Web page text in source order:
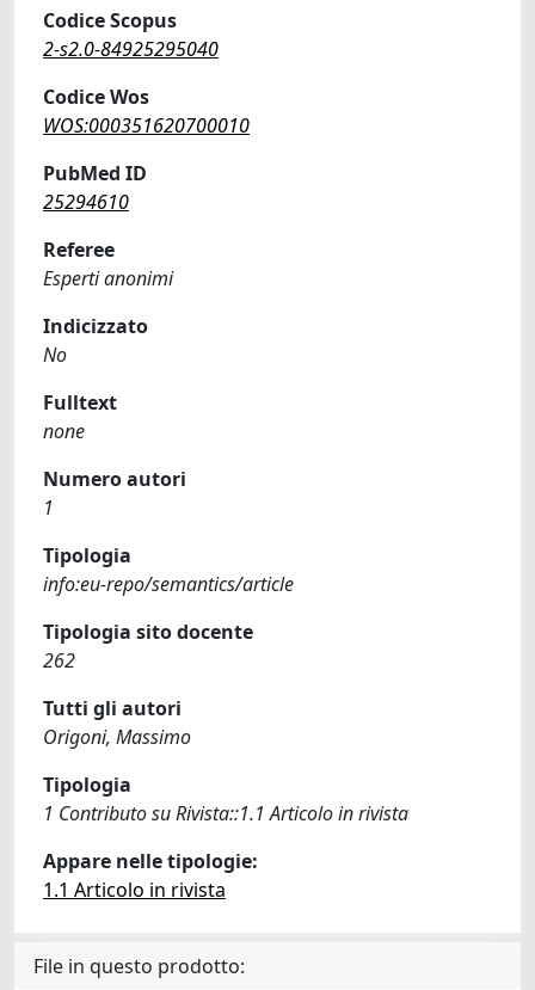
Codice Scopus
2-s2.0-84925295040
Codice Wos
WOS:000351620700010
PubMed ID
25294610
Referee
Esperti anonimi
Indicizzato
No
Fulltext
none
Numero autori
1
Tipologia
info:eu-repo/semantics/article
Tipologia sito docente
262
Tutti gli autori
Origoni, Massimo
Tipologia
1 Contributo su Rivista::1.1 Articolo in rivista
Appare nelle tipologie:
1.1 Articolo in rivista
File in questo prodotto: